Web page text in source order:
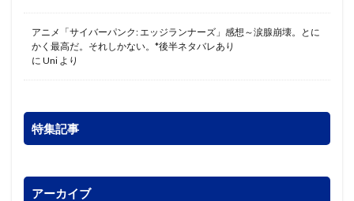
アニメ「サイバーパンク: エッジランナーズ」感想～涙腺崩壊。とに
かく最高だ。それしかない。*後半ネタバレあり
に Uni より
特集記事
アーカイブ